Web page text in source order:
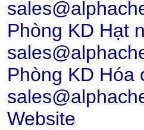
Phòng KD
Phòng KD
Website :